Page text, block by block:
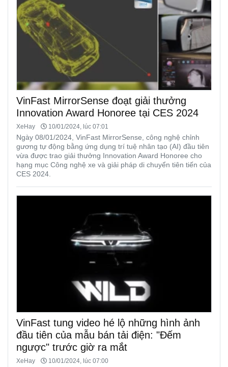
VinFast MirrorSense đoạt giải thưởng
Innovation Award Honoree tại CES 2024
XeHay 10/01/2024, lúc 07:01
Ngày 08/01/2024, VinFast MirrorSense, công nghệ chỉnh
gương tự động bằng ứng dụng trí tuệ nhân tạo (AI) đầu tiên
vừa được trao giải thưởng Innovation Award Honoree cho
hạng mục Công nghệ xe và giải pháp di chuyển tiên tiến của
CES 2024.
VinFast tung video hé lộ những hình ảnh
đầu tiên của mẫu bán tải điện: "Đếm
ngược" trước giờ ra mắt
XeHay 10/01/2024, lúc 07:00